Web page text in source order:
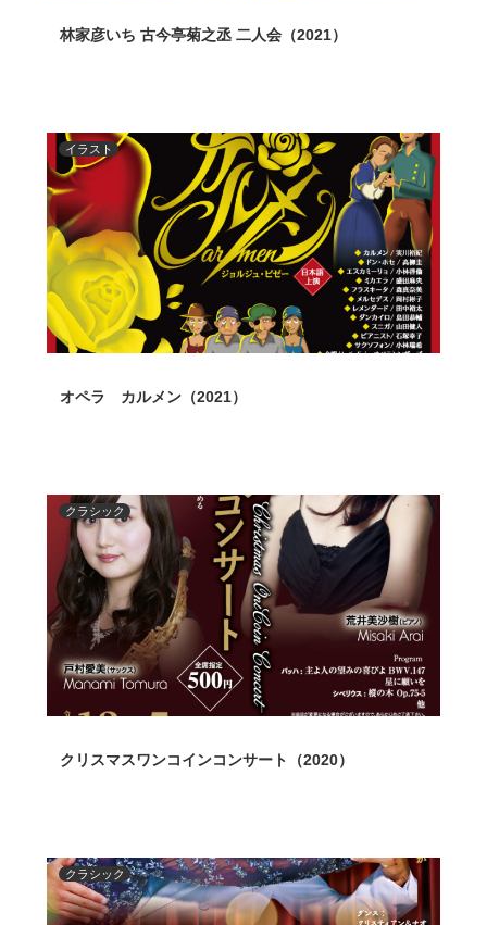
林家彦いち 古今亭菊之丞 二人会（2021）
イラスト
オペラ カルメン（2021）
クラシック
クリスマスワンコインコンサート（2020）
クラシック